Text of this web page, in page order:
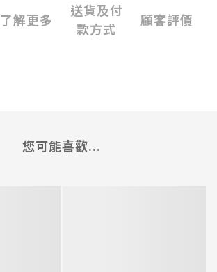
了解更多
送貨及付
款方式
顧客評價
您可能喜歡...